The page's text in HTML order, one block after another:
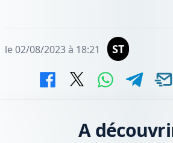
le 02/08/2023 à 18:21 ST
A